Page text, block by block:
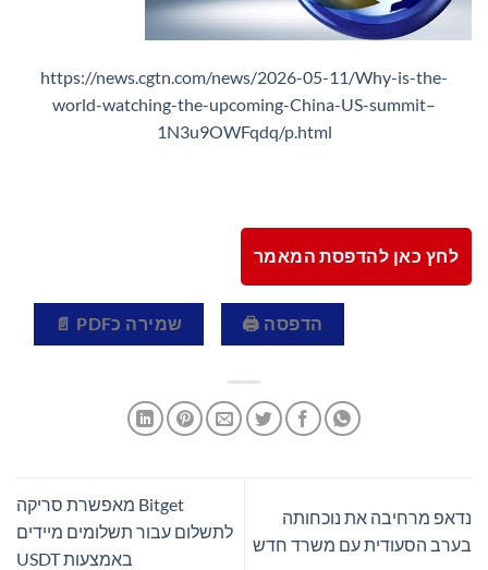
https://news.cgtn.com/news/2026-05-11/Why-is-the-
world-watching-the-upcoming-China-US-summit–
1N3u9OWFqdq/p.html
לחץ כאן להדפסת המאמר
הדפסה 🖨 שמירה כPDF 📄
נדאפ מרחיבה את נוכחותה
בערב הסעודית עם משרד חדש
Bitget מאפשרת סריקה
לתשלום עבור תשלומים מיידים
באמצעות USDT